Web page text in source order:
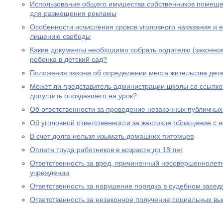
Использование общего имущества собственников
для размещения рекламы
Особенности исчисления сроков уголовного наказания и
лишению свободы
Какие документы необходимо собрать родителю
ребенка в детский сад?
Положения закона об определении места жительства
Может ли представитель администрации школы со
допустить опоздавшего на урок?
Об ответственности за проведение незаконных
Об уголовной ответственности за жестокое обращение с
В счет долга нельзя изымать домашних питомцев
Оплата труда работников в возрасте до 18 лет
Ответственность за вред, причиненный
учреждении
Ответственность за нарушение порядка в судебном
Ответственность за незаконное получение социальных